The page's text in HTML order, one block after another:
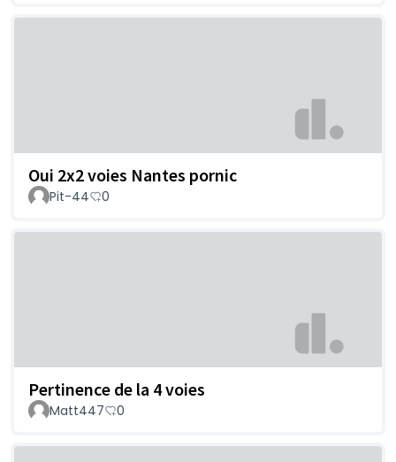
Oui 2x2 voies Nantes pornic
Pit-44 0
Pertinence de la 4 voies
Matt447 0